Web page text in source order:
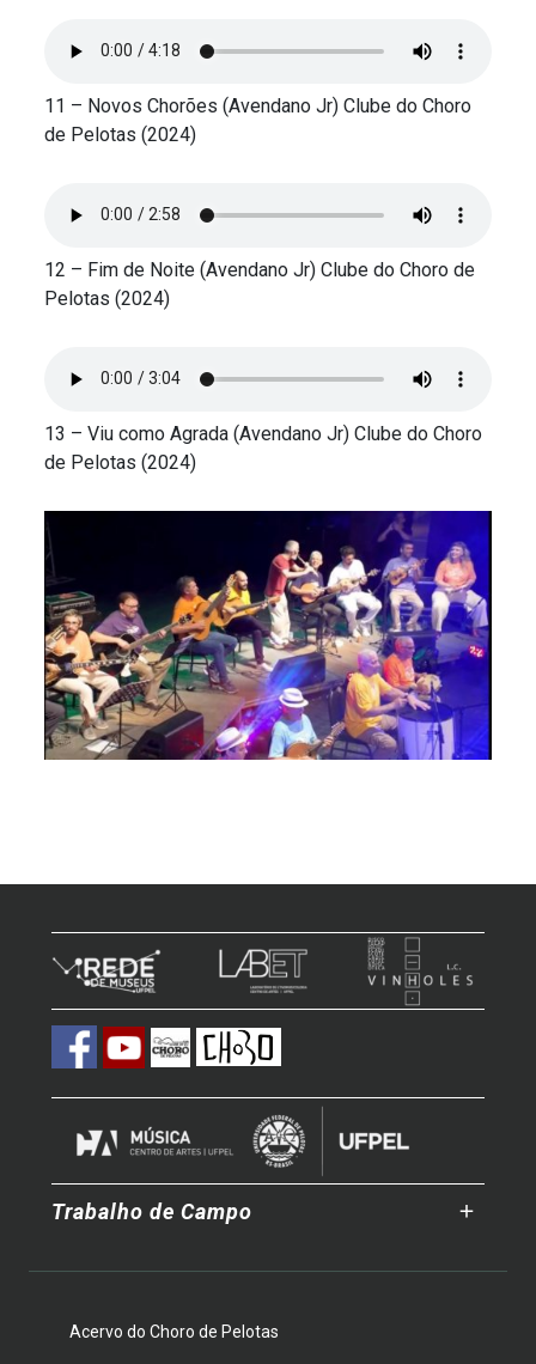
11 – Novos Chorões (Avendano Jr) Clube do Choro
de Pelotas (2024)
12 – Fim de Noite (Avendano Jr) Clube do Choro de
Pelotas (2024)
13 – Viu como Agrada (Avendano Jr) Clube do Choro
de Pelotas (2024)
Trabalho de Campo
Acervo do Choro de Pelotas